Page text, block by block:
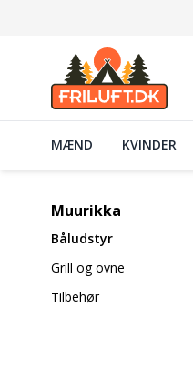
MÆND KVINDER
Muurikka
Båludstyr
Grill og ovne
Tilbehør